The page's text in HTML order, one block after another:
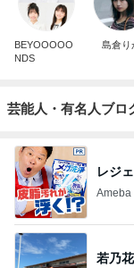
BEYOOOOO
NDS
島倉り
芸能人・有名人ブロ
レジ
Ameba
若乃